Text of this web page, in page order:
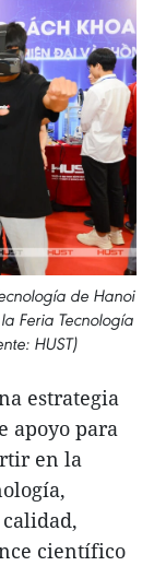
de Hanoi
Feria Tecnología
HUST)
estrategia
apoyo para
en la
científico